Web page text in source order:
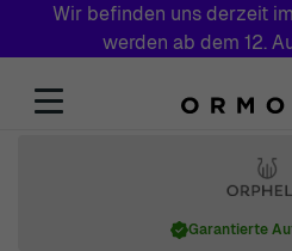
Wir befinden uns derzeit
werden ab dem 12.
Garantierte